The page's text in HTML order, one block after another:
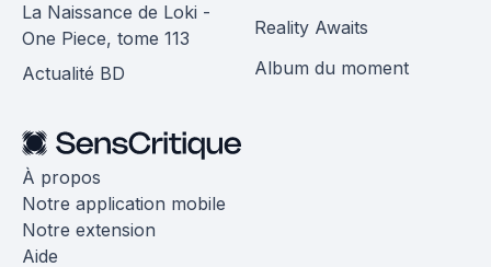
La Naissance de Loki -
One Piece, tome 113
Actualité BD
Reality Awaits
Album du moment
À propos
Notre application mobile
Notre extension
Aide